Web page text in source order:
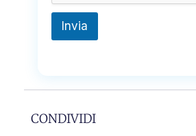
g
Invia
CONDIVIDI